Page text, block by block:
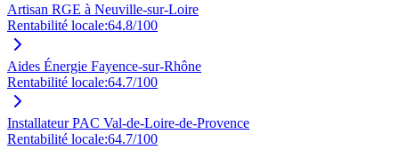
Artisan RGE à Neuville-sur-Loire
Rentabilité locale:64.8/100
Aides Énergie Fayence-sur-Rhône
Rentabilité locale:64.7/100
Installateur PAC Val-de-Loire-de-Provence
Rentabilité locale:64.7/100